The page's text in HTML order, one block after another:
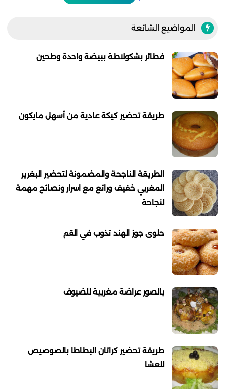
المواضيع الشائعة
فطائر بشكولاطة ببيضة واحدة وطحين
طريقة تحضير كيكة عادية من أسهل مايكون
الطريقة الناجحة والمضمونة لتحضير البغرير
المغربي خفيف ورائع مع اسرار ونصائح مهمة
لنجاحة
حلوى جوز الهند تذوب في القم
بالصور عراضة مغربية للضيوف
طريقة تحضير كراتان البطاطا بالصوصيص
للعشا